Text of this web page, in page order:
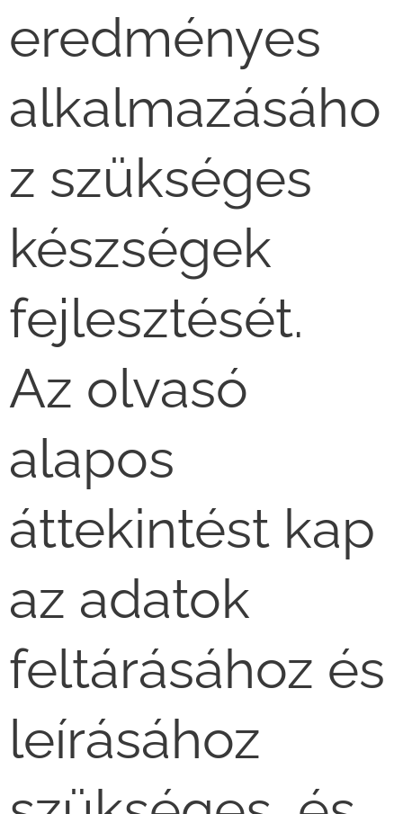
eredményes
alkalmazásáho
z szükséges
készségek
fejlesztését.
Az olvasó
alapos
áttekintést kap
az adatok
feltárásához és
leírásához